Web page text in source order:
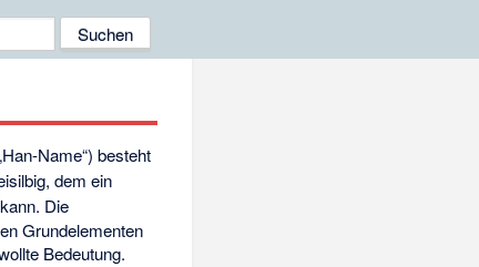
Name“) besteht
dem ein
Die
Grundelementen
Bedeutung.